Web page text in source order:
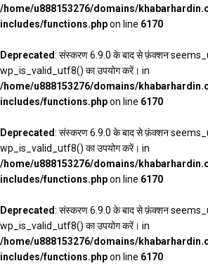
/home/u888153276/domains/
includes/functions.phpon line 6170
Deprecated: संस्करण 6.9.0 के बाद से फ़ंक्शन
wp_is_valid_utf8() का उपयोग करें। in
/home/u888153276/domains/
includes/functions.phpon line 6170
Deprecated: संस्करण 6.9.0 के बाद से फ़ंक्शन
wp_is_valid_utf8() का उपयोग करें। in
/home/u888153276/domains/
includes/functions.phpon line 6170
Deprecated: संस्करण 6.9.0 के बाद से फ़ंक्शन
wp_is_valid_utf8() का उपयोग करें। in
/home/u888153276/domains/
includes/functions.phpon line 6170